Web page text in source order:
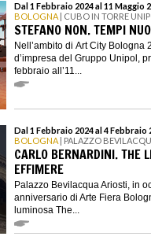
Dal 1 Febbraio 2024 al 11 Maggio
BOLOGNA | CUBO IN TORRE
STEFANO NON. TEMPI
Nell’ambito di Art City Bologna
d’impresa del Gruppo Unipol,
febbraio all’11...
Dal 1 Febbraio 2024 al 4 Febbraio
BOLOGNA | PALAZZO
CARLO BERNARDINI. THE
EFFIMERE
Palazzo Bevilacqua Ariosti, in
anniversario di Arte Fiera
luminosa The...